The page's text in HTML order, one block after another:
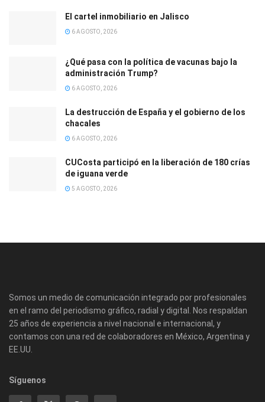
El cartel inmobiliario en Jalisco
6 AGOSTO, 2026
¿Qué pasa con la política de vacunas bajo la
administración Trump?
6 AGOSTO, 2026
La destrucción de España y el gobierno de los
chacales
6 AGOSTO, 2026
CUCosta participó en la liberación de 180 crías
de iguana verde
5 AGOSTO, 2026
Somos un medio de comunicación integrado por profesionales
en el ramo del periodismo gráfico, radial y digital. Nos respaldan
25 años de experiencia a nivel nacional e internacional, y
contamos con una red de colaboradores en México, Argentina y
EE.UU.
Síguenos